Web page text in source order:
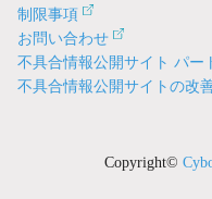
制限事項
お問い合わせ
不具合情報公開サイト パー
不具合情報公開サイトの改
Copyright©